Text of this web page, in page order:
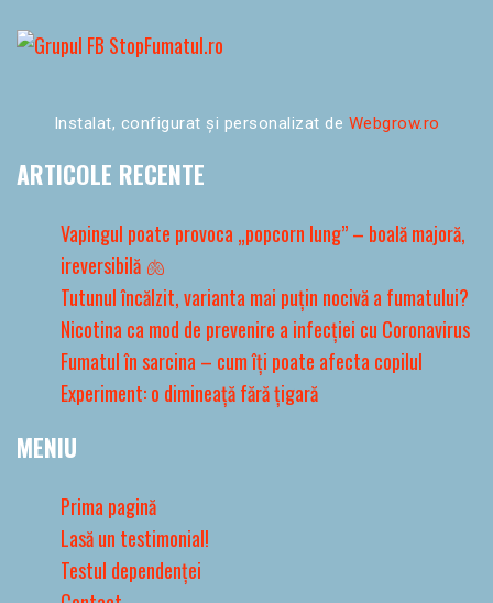
Instalat, configurat și personalizat de Webgrow.ro
ARTICOLE RECENTE
Vapingul poate provoca „popcorn lung” – boală majoră,
ireversibilă 🫁
Tutunul încălzit, varianta mai puțin nocivă a fumatului?
Nicotina ca mod de prevenire a infecției cu Coronavirus
Fumatul în sarcina – cum îți poate afecta copilul
Experiment: o dimineață fără țigară
MENIU
Prima pagină
Lasă un testimonial!
Testul dependenței